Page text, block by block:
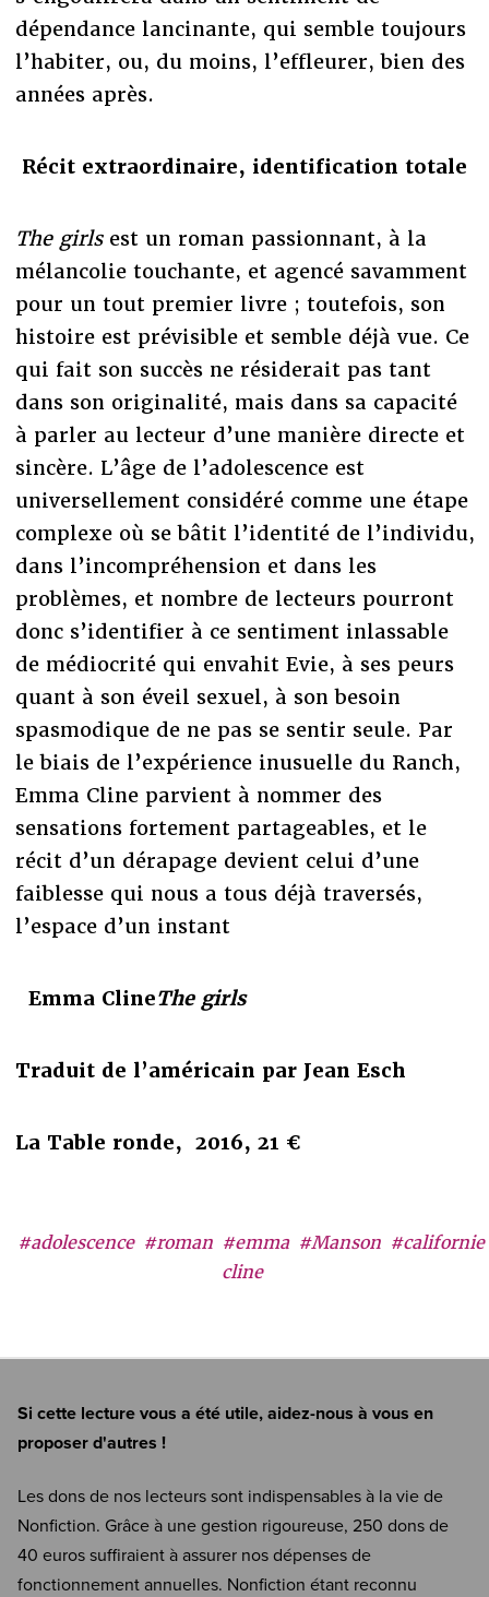
#adolescence #roman #emma
cline
#Manson #californie
dépendance lancinante, qui semble toujours
l’habiter, ou, du moins, l’effleurer, bien des
années après.
Récit extraordinaire, identification totale
The girls est un roman passionnant, à la
mélancolie touchante, et agencé savamment
pour un tout premier livre ; toutefois, son
histoire est prévisible et semble déjà vue. Ce
qui fait son succès ne résiderait pas tant
dans son originalité, mais dans sa capacité
à parler au lecteur d’une manière directe et
sincère. L’âge de l’adolescence est
universellement considéré comme une étape
complexe où se bâtit l’identité de l’individu,
dans l’incompréhension et dans les
problèmes, et nombre de lecteurs pourront
donc s’identifier à ce sentiment inlassable
de médiocrité qui envahit Evie, à ses peurs
quant à son éveil sexuel, à son besoin
spasmodique de ne pas se sentir seule. Par
le biais de l’expérience inusuelle du Ranch,
Emma Cline parvient à nommer des
sensations fortement partageables, et le
récit d’un dérapage devient celui d’une
faiblesse qui nous a tous déjà traversés,
l’espace d’un instant
Emma ClineThe girls
Traduit de l’américain par Jean Esch
La Table ronde, 2016, 21 €
Si cette lecture vous a été utile, aidez-nous à vous en
proposer d'autres !
Les dons de nos lecteurs sont indispensables à la vie de
Nonfiction. Grâce à une gestion rigoureuse, 250 dons de
40 euros suffiraient à assurer nos dépenses de
fonctionnement annuelles. Nonfiction étant reconnu